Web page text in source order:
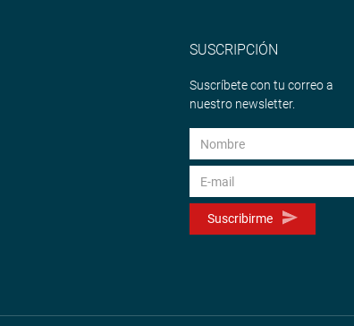
SUSCRIPCIÓN
Suscríbete con tu correo a
nuestro newsletter.
Suscribirme